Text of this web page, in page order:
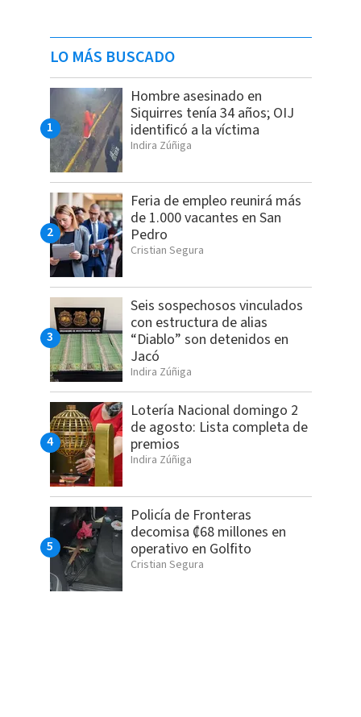
LO MÁS BUSCADO
Hombre asesinado en
Siquirres tenía 34 años; OIJ
identificó a la víctima
Indira Zúñiga
Feria de empleo reunirá más
de 1.000 vacantes en San
Pedro
Cristian Segura
Seis sospechosos vinculados
con estructura de alias
“Diablo” son detenidos en
Jacó
Indira Zúñiga
Lotería Nacional domingo 2
de agosto: Lista completa de
premios
Indira Zúñiga
Policía de Fronteras
decomisa ₡68 millones en
operativo en Golfito
Cristian Segura